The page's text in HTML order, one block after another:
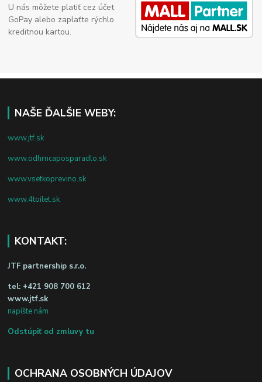
U nás môžete platiť cez účet
GoPay alebo zaplaťte rýchlo
kreditnou kartou.
NAŠE ĎALŠIE WEBY:
www.jtf.sk
www.odhrncaposparadlo.sk
www.vsetkoprevino.sk
www.4toilet.sk
KONTAKT:
JTF partnership s.r.o.
tel: +421 908 700 612
www.jtf.sk
napíšte nám
Odstúpiť od zmluvy tu
OCHRANA OSOBNÝCH ÚDAJOV